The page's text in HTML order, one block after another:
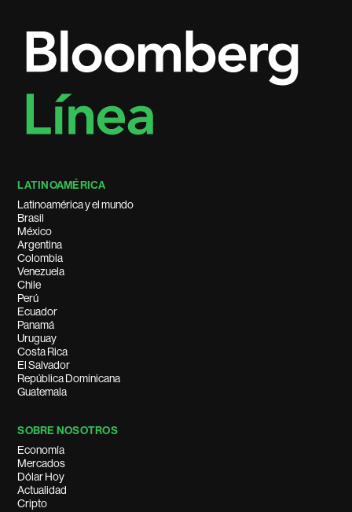
LATINOAMÉRICA
Latinoamérica y el mundo
Brasil
México
Argentina
Colombia
Venezuela
Chile
Perú
Ecuador
Panamá
Uruguay
Costa Rica
El Salvador
República Dominicana
Guatemala
SOBRE NOSOTROS
Economía
Mercados
Dólar Hoy
Actualidad
Cripto